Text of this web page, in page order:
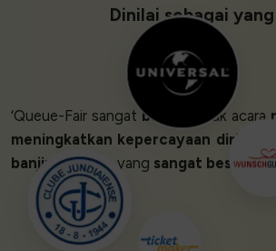
Dinilai sebagai
‘Queue-Fair sangatbagus untuk acara
meningkatkan kepercayaan diri
banjir lalu lintas yang sangat besardan